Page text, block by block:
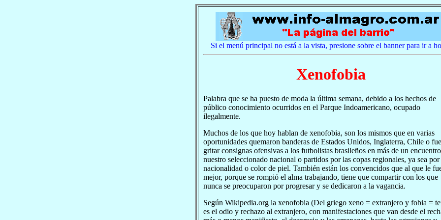
Si el menú principal no está a la vista, presione sobre el banner para ir a
Xenofobia
Palabra que se ha puesto de moda la última semana, debido a los hechos de
público conocimiento ocurridos en el Parque Indoamericano, ocupado
ilegalmente.
Muchos de los que hoy hablan de xenofobia, son los mismos que en varias
oportunidades quemaron banderas de Estados Unidos, Inglaterra, Chile o
gritar consignas ofensivas a los futbolistas brasileños en más de un
nuestro seleccionado nacional o partidos por las copas regionales, ya sea por
nacionalidad o color de piel. También están los convencidos que al que le
mejor, porque se rompió el alma trabajando, tiene que compartir con los que
nunca se preocuparon por progresar y se dedicaron a la vagancia.
Según Wikipedia.org la xenofobia (Del griego xeno = extranjero y fobia =
es el odio y rechazo al extranjero, con manifestaciones que van desde el